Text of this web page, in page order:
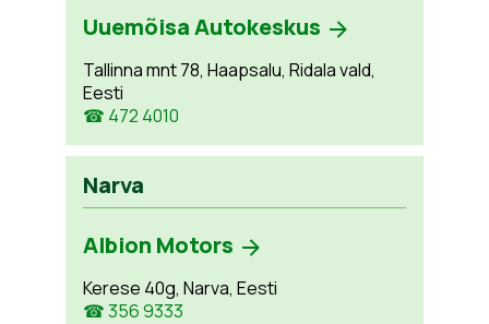
Uuemõisa Autokeskus
Tallinna mnt 78, Haapsalu, Ridala vald,
Eesti
☎ 472 4010
Narva
Albion Motors
Kerese 40g, Narva, Eesti
☎ 356 9333